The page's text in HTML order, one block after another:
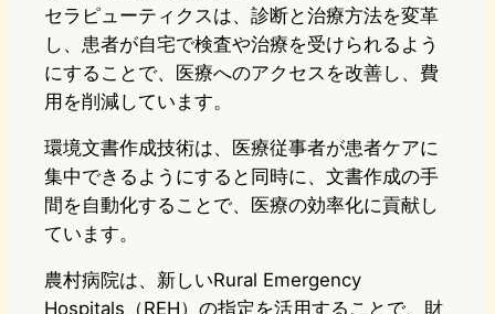
セラピューティクスは、診断と治療方法を変革
し、患者が自宅で検査や治療を受けられるよう
にすることで、医療へのアクセスを改善し、費
用を削減しています。
環境文書作成技術は、医療従事者が患者ケアに
集中できるようにすると同時に、文書作成の手
間を自動化することで、医療の効率化に貢献し
ています。
農村病院は、新しいRural Emergency
Hospitals（REH）の指定を活用することで、財